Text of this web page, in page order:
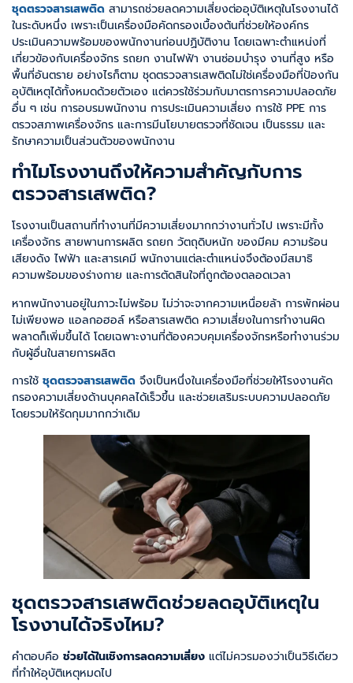
ชุดตรวจสารเสพติด สามารถช่วยลดความเสี่ยงต่ออุบัติเหตุในโรงงานได้
ในระดับหนึ่ง เพราะเป็นเครื่องมือคัดกรองเบื้องต้นที่ช่วยให้องค์กร
ประเมินความพร้อมของพนักงานก่อนปฏิบัติงาน โดยเฉพาะตำแหน่งที่
เกี่ยวข้องกับเครื่องจักร รถยก งานไฟฟ้า งานซ่อมบำรุง งานที่สูง หรือ
พื้นที่อันตราย อย่างไรก็ตาม ชุดตรวจสารเสพติดไม่ใช่เครื่องมือที่ป้องกัน
อุบัติเหตุได้ทั้งหมดด้วยตัวเอง แต่ควรใช้ร่วมกับมาตรการความปลอดภัย
อื่น ๆ เช่น การอบรมพนักงาน การประเมินความเสี่ยง การใช้ PPE การ
ตรวจสภาพเครื่องจักร และการมีนโยบายตรวจที่ชัดเจน เป็นธรรม และ
รักษาความเป็นส่วนตัวของพนักงาน
ทำไมโรงงานถึงให้ความสำคัญกับการ
ตรวจสารเสพติด?
โรงงานเป็นสถานที่ทำงานที่มีความเสี่ยงมากกว่างานทั่วไป เพราะมีทั้ง
เครื่องจักร สายพานการผลิต รถยก วัตถุดิบหนัก ของมีคม ความร้อน
เสียงดัง ไฟฟ้า และสารเคมี พนักงานแต่ละตำแหน่งจึงต้องมีสมาธิ
ความพร้อมของร่างกาย และการตัดสินใจที่ถูกต้องตลอดเวลา
หากพนักงานอยู่ในภาวะไม่พร้อม ไม่ว่าจะจากความเหนื่อยล้า การพักผ่อน
ไม่เพียงพอ แอลกอฮอล์ หรือสารเสพติด ความเสี่ยงในการทำงานผิด
พลาดก็เพิ่มขึ้นได้ โดยเฉพาะงานที่ต้องควบคุมเครื่องจักรหรือทำงานร่วม
กับผู้อื่นในสายการผลิต
การใช้ ชุดตรวจสารเสพติด จึงเป็นหนึ่งในเครื่องมือที่ช่วยให้โรงงานคัด
กรองความเสี่ยงด้านบุคคลได้เร็วขึ้น และช่วยเสริมระบบความปลอดภัย
โดยรวมให้รัดกุมมากกว่าเดิม
ชุดตรวจสารเสพติดช่วยลดอุบัติเหตุใน
โรงงานได้จริงไหม?
คำตอบคือ ช่วยได้ในเชิงการลดความเสี่ยง แต่ไม่ควรมองว่าเป็นวิธีเดียว
ที่ทำให้อุบัติเหตุหมดไป